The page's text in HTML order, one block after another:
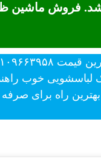
فروش ماشین
لباسشویی خوب
راه برای صرفه